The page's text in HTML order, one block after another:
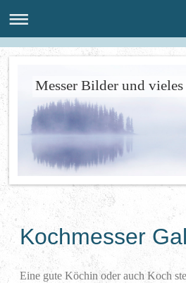
Messer Bilder und vieles
Kochmesser
Eine gute Köchin oder auch Koch